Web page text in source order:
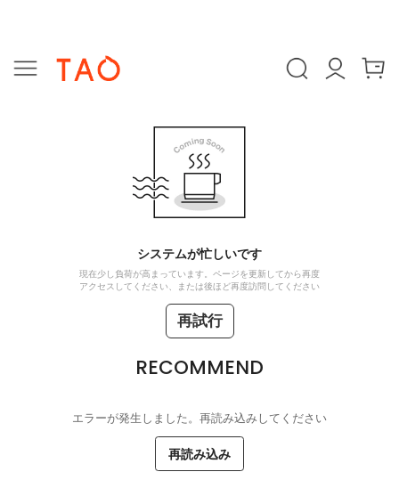
システムが忙しいです
現在少し負荷が高まっています。ページを更新してから再度
アクセスしてください、または後ほど再度訪問してください
再試行
RECOMMEND
エラーが発生しました。再読み込みしてください
再読み込み